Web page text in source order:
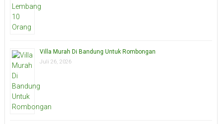
Villa Murah Di Bandung Untuk Rombongan
Juli 26, 2026